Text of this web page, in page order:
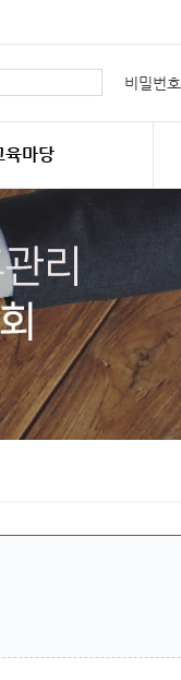
비밀번호
육마당